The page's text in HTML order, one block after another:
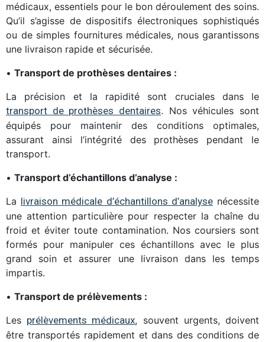
médicaux, essentiels pour le bon déroulement des soins.
Qu’il s’agisse de dispositifs électroniques sophistiqués
ou de simples fournitures médicales, nous garantissons
une livraison rapide et sécurisée.
• Transport de prothèses dentaires :
La précision et la rapidité sont cruciales dans le
transport de prothèses dentaires. Nos véhicules sont
équipés pour maintenir des conditions optimales,
assurant ainsi l’intégrité des prothèses pendant le
transport.
• Transport d’échantillons d’analyse :
La livraison médicale d’échantillons d’analysenécessite
une attention particulière pour respecter la chaîne du
froid et éviter toute contamination. Nos coursiers sont
formés pour manipuler ces échantillons avec le plus
grand soin et assurer une livraison dans les temps
impartis.
• Transport de prélèvements :
Les prélèvements médicaux, souvent urgents, doivent
être transportés rapidement et dans des conditions de